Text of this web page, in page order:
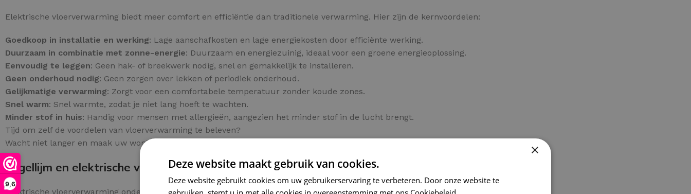
9,6
Elektrische vloerverwarming biedt meer comfort en efficiëntie dan traditionele verwarming. Hier zijn de kernvoordelen:
Goedkoop in installatie en werking: Lage aanschafkosten en lage energiekosten door efficiënte werking.
Duurzaam in combinatie met zonne-energie: Duurzaam en energiezuinig, ideaal voor een groene energieoplossing.
Eenvoudig te leggen: Geen hak- of breekwerk nodig, snel en gemakkelijk te installeren.
Geen onderhoud nodig: Geen zorgen over lekken of periodiek onderhoud.
Gelijkmatige verwarming: Zorgt voor een comfortabele temperatuur zonder koude zones.
Snel warm: Snel warmte, zodat je niet lang hoeft te wachten.
Minder stof in huis: Handig voor mensen met allergieën, aangezien het minder stof in de lucht brengt.
Tijd om zelf de voordelen van vloerverwarming te beleven?
Wacht niet langer en maak uw woning comfortabeler!
Tegellijm en elektrische vloerverwarming
Elektrische vloerverwarming onder tegels biedt een zuinige en prettige verwarming voor elke tegelvloer.
×
Deze website maakt gebruik van cookies.
Deze website gebruikt cookies om uw gebruikerservaring te verbeteren. Door onze website te